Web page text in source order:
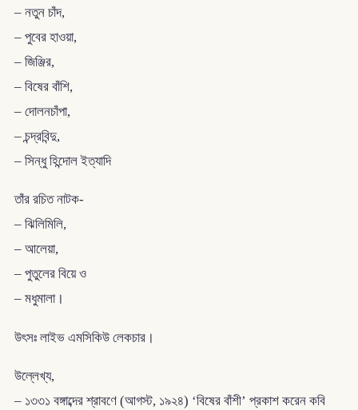
– নতুন চাঁদ,
– পুবের হাওয়া,
– জিঞ্জির,
– বিষের বাঁশি,
– দোলনচাঁপা,
– চন্দ্রবিন্দু,
– সিন্ধু হিন্দোল ইত্যাদি
তাঁর রচিত নাটক-
– ঝিলিমিলি,
– আলেয়া,
– পুতুলের বিয়ে ও
– মধুমালা।
উৎসঃ লাইভ এমসিকিউ লেকচার।
উল্লেখ্য,
– ১৩৩১ বঙ্গাব্দের শ্রাবণে (আগস্ট, ১৯২৪) ‘বিষের বাঁশী’ প্রকাশ করেন কবি